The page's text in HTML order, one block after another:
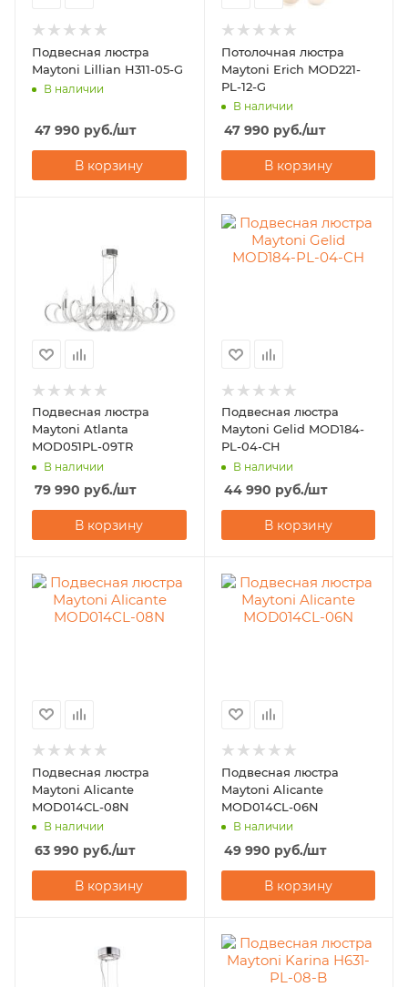
Подвесная люстра
Maytoni Lillian H311-05-G
В наличии
47 990 руб./шт
В корзину
Потолочная люстра
Maytoni Erich MOD221-
PL-12-G
В наличии
47 990 руб./шт
В корзину
Подвесная люстра
Maytoni Atlanta
MOD051PL-09TR
В наличии
79 990 руб./шт
В корзину
Подвесная люстра
Maytoni Gelid MOD184-
PL-04-CH
В наличии
44 990 руб./шт
В корзину
Подвесная люстра
Maytoni Alicante
MOD014CL-08N
В наличии
63 990 руб./шт
В корзину
Подвесная люстра
Maytoni Alicante
MOD014CL-06N
В наличии
49 990 руб./шт
В корзину